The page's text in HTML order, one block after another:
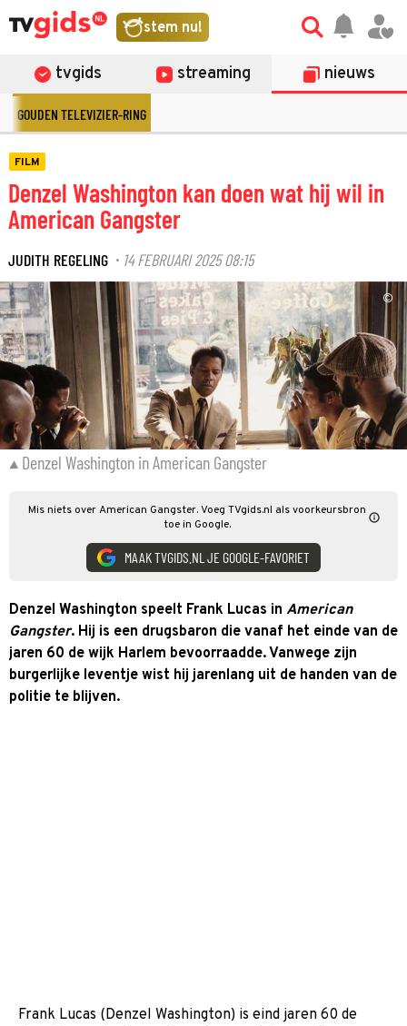
stem nu!
tvgids streaming nieuws
GOUDEN TELEVIZIER-RING
FILM
Denzel Washington kan doen wat hij wil in
American Gangster
JUDITH REGELING · 14 FEBRUARI 2025 08:15
©
Denzel Washington in American Gangster
Mis niets over American Gangster. Voeg TVgids.nl als voorkeursbron
toe in Google.
MAAK TVGIDS.NL JE GOOGLE-FAVORIET
Denzel Washington speelt Frank Lucas in American
Gangster. Hij is een drugsbaron die vanaf het einde van de
jaren 60 de wijk Harlem bevoorraadde. Vanwege zijn
burgerlijke leventje wist hij jarenlang uit de handen van de
politie te blijven.
Frank Lucas (Denzel Washington) is eind jaren 60 de